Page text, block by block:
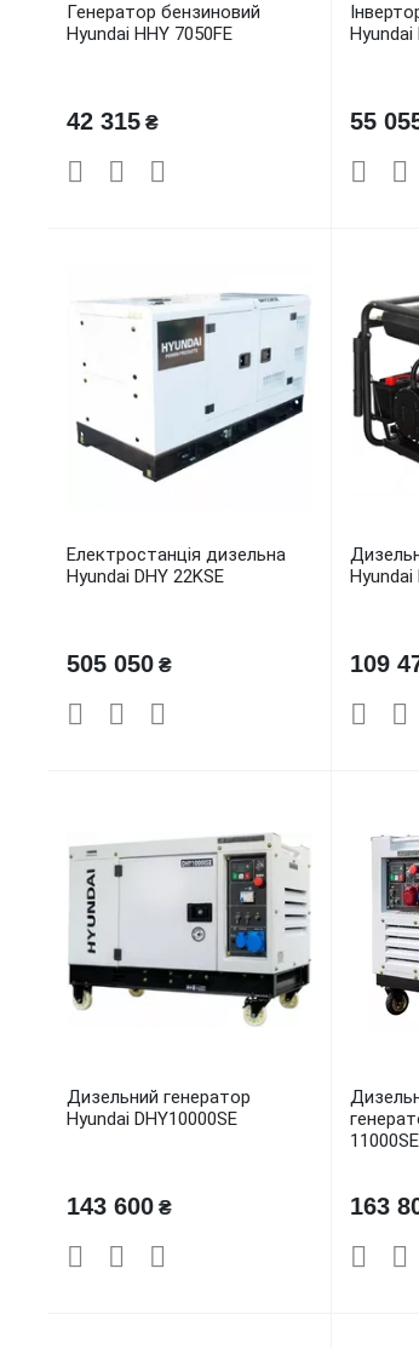
Генератор бензиновий
Hyundai HHY 7050FE
42 315₴
Hyundai
55
Електростанція дизельна
Hyundai DHY 22KSE
505 050₴
Hyundai
109
Дизельний генератор
Hyundai DHY10000SE
143 600₴ 163